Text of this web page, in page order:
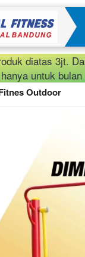
diatas 3jt.
untuk bulan
Outdoor